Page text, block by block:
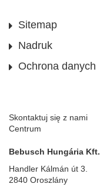
Sitemap
Nadruk
Ochrona danych
Skontaktuj się z nami
Centrum
Bebusch Hungária Kft.
Handler Kálmán út 3.
2840 Oroszlány